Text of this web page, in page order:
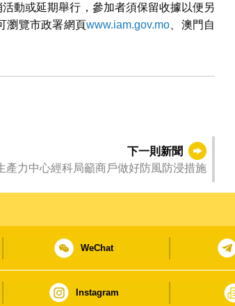
動或延期舉行，參加者須保留收據以便另
瀏覽市政署網頁www.iam.gov.mo 、澳門自
下一則新聞
產力中心經科局籲商戶做好防風防浸措施
WeChat
Instagram